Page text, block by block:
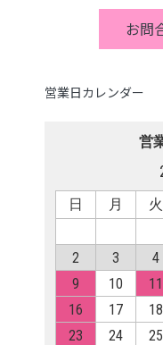
お問
営業日カレンダー